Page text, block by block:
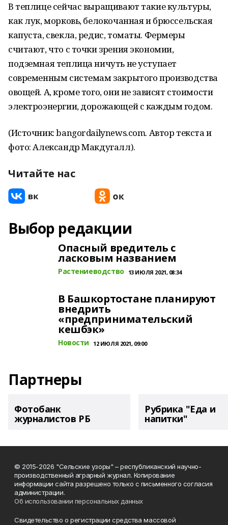
В теплице сейчас выращивают такие культуры,
как лук, морковь, белокочанная и брюссельская
капуста, свекла, редис, томаты. Фермеры
считают, что с точки зрения экономии,
подземная теплица ничуть не уступает
современным системам закрытого производства
овощей. А, кроме того, они не зависят стоимости
электроэнергии, дорожающей с каждым годом.
(Источник: bangordailynews.com. Автор текста и
фото: Александр Макдугалл).
Читайте нас
Выбор редакции
Опасный вредитель с
ласковым названием
Растениеводство 13 ИЮЛЯ 2021, 08:34
В Башкортостане планируют
внедрить
«предпринимательский
кешбэк»
Новости 12 ИЮЛЯ 2021, 09:00
Партнеры
Фотобанк
журналистов РБ
Рубрика "Еда и
напитки"
© 2015-2026 "Сельские узоры" – республиканский научно-
производственный аграрный журнал. Копирование
информации сайта разрешено только с письменного согласия
администрации.
Об использовании персональных данных
Свидетельство о регистрации средства массовой